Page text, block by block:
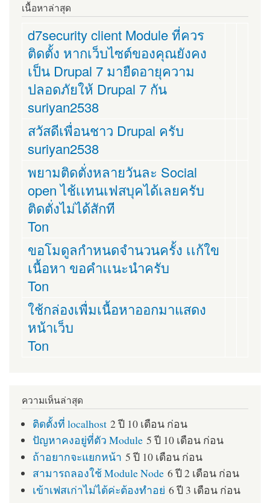
เนื้อหาล่าสุด
d7security client Module ที่ควร
ติดตั้ง หากเว็บไซต์ของคุณยังคง
เป็น Drupal 7 มายืดอายุความ
ปลอดภัยให้ Drupal 7 กัน
suriyan2538
สวัสดีเพื่อนชาว Drupal ครับ
suriyan2538
พยามติดตั่งหลายวันละ Social
open ไช้เเทนเฟสบุคได้เลยครับ
ติดตั่งไม่ได้สักที
Ton
ขอโมดูลกำหนดจำนวนครั้ง เเก้ใข
เนื้อหา ขอคำเเนะนำครับ
Ton
ใช้กล่องเพื่มเนื้อหาออกมาแสดง
หน้าเว็บ
Ton
ความเห็นล่าสุด
ติดตั้งที่ localhost 2 ปี 10 เดือน ก่อน
ปัญหาคงอยู่ที่ตัว Module 5 ปี 10 เดือน ก่อน
ถ้าอยากจะแยกหน้า 5 ปี 10 เดือน ก่อน
สามารถลองใช้ Module Node 6 ปี 2 เดือน ก่อน
เข้าเฟสเก่าไม่ได้ค่ะต้องทำอย่ 6 ปี 3 เดือน ก่อน